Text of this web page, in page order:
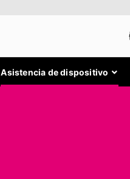
Asistencia de dispositivo